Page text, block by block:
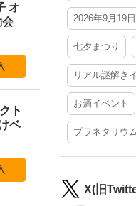
オ
会
ト
ベ
2026年9月19
七夕まつり
リアル謎解き
お酒イベント
プラネタリウ
X(旧